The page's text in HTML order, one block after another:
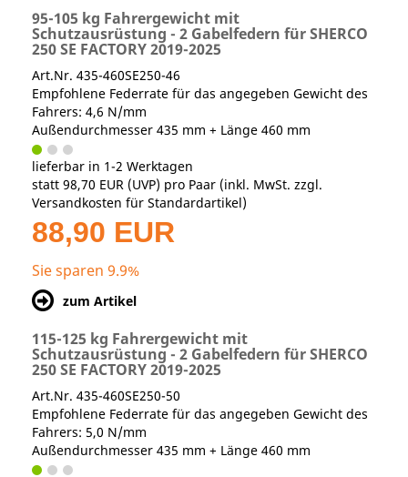
95-105 kg Fahrergewicht mit
Schutzausrüstung - 2 Gabelfedern für SHERCO
250 SE FACTORY 2019-2025
Art.Nr. 435-460SE250-46
Empfohlene Federrate für das angegeben Gewicht des
Fahrers: 4,6 N/mm
Außendurchmesser 435 mm + Länge 460 mm
lieferbar in 1-2 Werktagen
statt 98,70 EUR (UVP) pro Paar (inkl. MwSt. zzgl.
Versandkosten für Standardartikel)
88,90 EUR
Sie sparen 9.9%
zum Artikel
115-125 kg Fahrergewicht mit
Schutzausrüstung - 2 Gabelfedern für SHERCO
250 SE FACTORY 2019-2025
Art.Nr. 435-460SE250-50
Empfohlene Federrate für das angegeben Gewicht des
Fahrers: 5,0 N/mm
Außendurchmesser 435 mm + Länge 460 mm